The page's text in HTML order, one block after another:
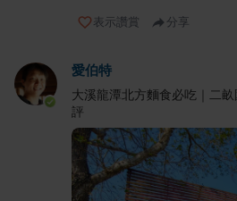
表示讚賞 分享
愛伯特
大溪龍潭北方麵食必吃｜二
評